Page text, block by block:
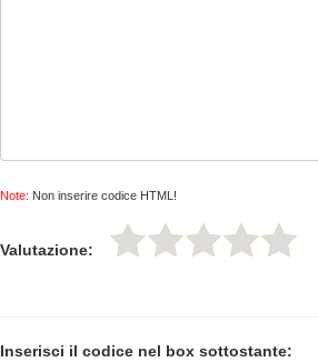
Note: Non inserire codice HTML!
Valutazione:
Inserisci il codice nel box sottostante: